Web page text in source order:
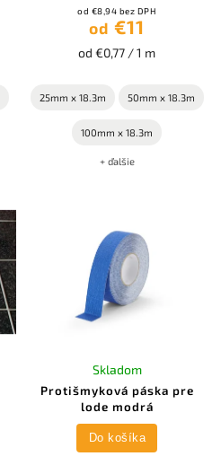
od €8,94 bez DPH
od €11
od €0,77 / 1 m
25mm x 18.3m 50mm x 18.3m
100mm x 18.3m
+ ďalšie
Protišmyková páska pre
lode modrá
Skladom
Do košíka